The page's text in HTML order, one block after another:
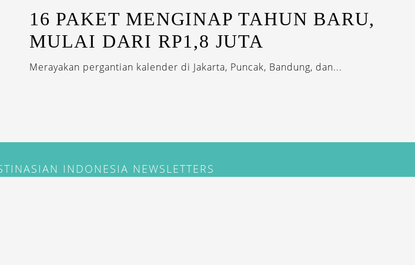
16 PAKET MENGINAP TAHUN BARU,
MULAI DARI RP1,8 JUTA
Merayakan pergantian kalender di Jakarta, Puncak, Bandung, dan...
INDONESIA NEWSLETTERS